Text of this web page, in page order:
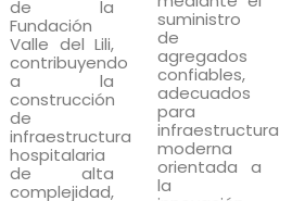
de la
Fundación
Valle del Lili,
contribuyendo
a la
construcción
de
infraestructura
hospitalaria
de alta
complejidad,
suministro
de
agregados
confiables,
adecuados
para
infraestructura
moderna
orientada a
la